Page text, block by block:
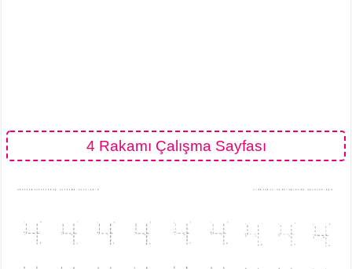
4 Rakamı Çalışma Sayfası